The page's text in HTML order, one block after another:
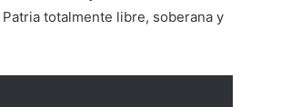
Patria totalmente libre, soberana y